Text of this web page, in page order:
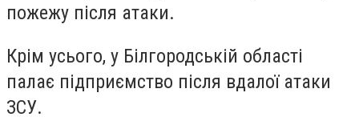
пожежу після атаки.
Крім усього, у Білгородській області
палає підприємство після вдалої атаки
ЗСУ.